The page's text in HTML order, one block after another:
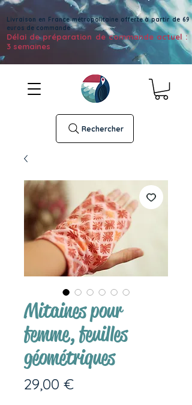
Livraison en France métropolitaine offerte à partir de 69
euros de commande
Délai de préparation de commande actuel :
3 semaines
Rechercher
Mitaines pour
femme, feuilles
géométriques
29,00 €Prix